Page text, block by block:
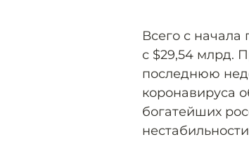
Всего с
с $29,54 млрд.
последнюю
коронавируса
богатейших